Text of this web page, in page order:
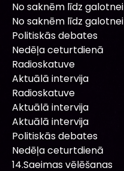
No saknēm līdz galotnei
No saknēm līdz galotnei
Politiskās debates
Nedēļa ceturtdienā
Radioskatuve
Aktuālā intervija
Radioskatuve
Aktuālā intervija
Aktuālā intervija
Politiskās debates
Nedēļa ceturtdienā
14.Saeimas vēlēšanas